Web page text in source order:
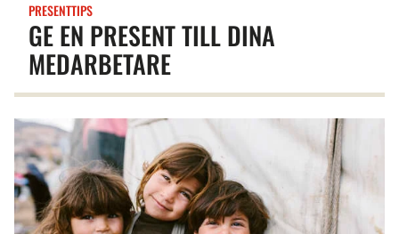
GE EN PRESENT TILL DINA
MEDARBETARE
PRESENTTIPS